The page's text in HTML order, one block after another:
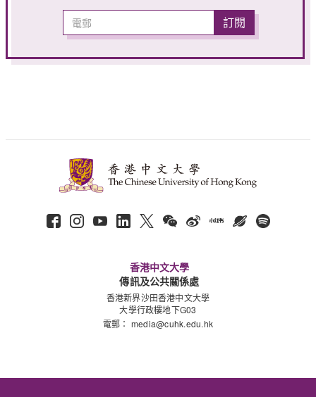
香港中文大學
傳訊及公共關係處
香港新界沙田香港中文大學
大學行政樓地下G03
電郵： media@cuhk.edu.hk